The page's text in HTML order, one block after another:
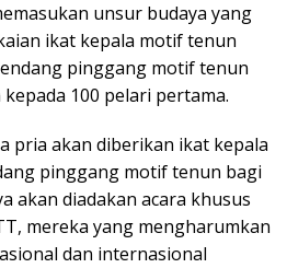
unsur budaya yang
ikat kepala motif tenun
pinggang motif tenun
100 pelari pertama.
pria akan diberikan ikat kepala
pinggang motif tenun bagi
akan diadakan acara khusus
mereka yang mengharumkan
dan internasional